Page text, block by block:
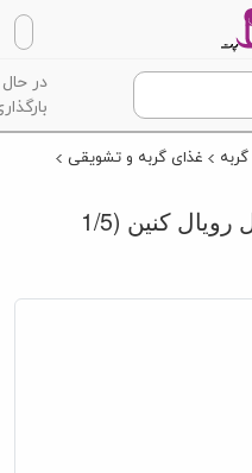
در حال
گربه
غذای گربه و تشویقی
غذای گربه عقیم بالای 7 سال رویال کنین (1/5